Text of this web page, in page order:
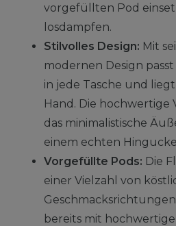
vorgefüllten Pod
losdampfen.
Stilvolles Design: Mit
modernen Design
in jede Tasche und
Hand. Die hochwertige
das minimalistische
einem echten
Vorgefüllte Pods: Die
einer Vielzahl von
bereits mit